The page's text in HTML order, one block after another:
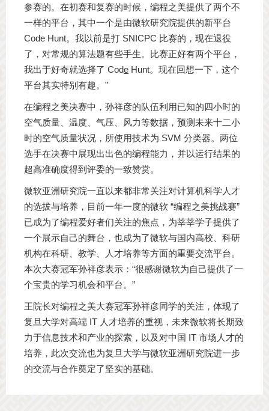
参赛的。在初赛和复赛的时候，编程之美提供了两个不
一样的平台，其中一个是由微软研究院提供的新平台
Code Hunt。我以前是打 SNICPC 比赛的，现在退役
了，对常规的算法题有些手生。比赛正好有两个平台，
我出于好奇就选择了 Code Hunt。现在回想一下，这个
平台其实特别有趣。”
在编程之美决赛中，孙祥彦的队伍利用已知的四小时的
空气质量、温度、气压、风力等数据，预测未来十二小
时的空气质量状况，所使用技术为 SVM 分类器。两位
选手在决赛中展现出出色的编程能力，并以运行结果的
超高准确度得到评委的一致赞赏。
微软亚洲研究院一直以来都非常关注对计算机科学人才
的选拔与培养，目前一年一度的微软 “编程之美挑战赛”
已成为了编程爱好者们关注的焦点，为莘莘学子提供了
一个展示自己的舞台，也成为了微软与国内高校、科研
机构在科研、教学、人才培养等方面的重要交流平台。
本次大赛冠军孙祥彦表示：“很感谢微软为自己提供了一
个宝贵的学习机会和平台。”
王院长对编程之美大赛冠军孙祥彦同学的关注，体现了
复旦大学对高端 IT 人才培养的重视，未来微软将长期致
力于信息技术和产业的探索，以及对中国 IT 市场人才的
培养，此次交流也为复旦大学与微软亚洲研究院进一步
的交流与合作奠定了坚实的基础。